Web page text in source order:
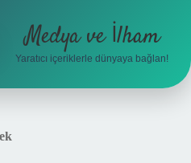
Medya ve İlham
Yaratıcı içeriklerle dünyaya bağlan!